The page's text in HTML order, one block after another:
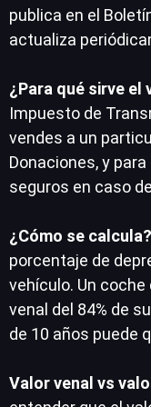
publica en el
actualiza
¿Para qué sirve el
Impuesto de
vendes a un
Donaciones, y
seguros en caso
¿Cómo se calcula?
porcentaje de
vehículo. Un
venal del 84% de
de 10 años puede
Valor venal vs